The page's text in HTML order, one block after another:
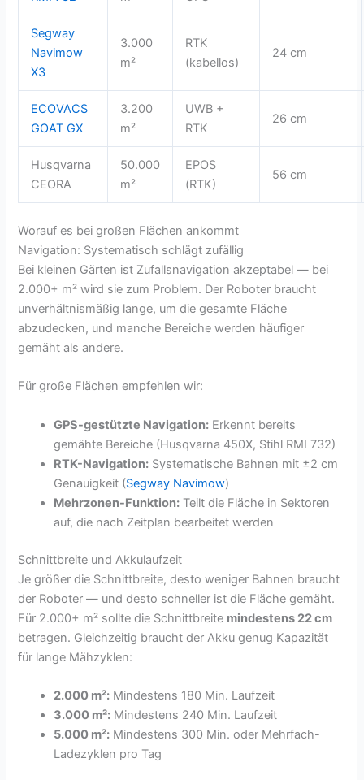
Segway
Navimow
X3
3.000
m²
RTK
(kabellos)
24 cm
ECOVACS
GOAT GX
3.200
m²
UWB +
RTK
26 cm
Husqvarna
CEORA
50.000
m²
EPOS
(RTK)
56 cm
Worauf es bei großen Flächen ankommt
Navigation: Systematisch schlägt zufällig
Bei kleinen Gärten ist Zufallsnavigation akzeptabel — bei
2.000+ m² wird sie zum Problem. Der Roboter braucht
unverhältnismäßig lange, um die gesamte Fläche
abzudecken, und manche Bereiche werden häufiger
gemäht als andere.
Für große Flächen empfehlen wir:
GPS-gestützte Navigation: Erkennt bereits
gemähte Bereiche (Husqvarna 450X, Stihl RMI 732)
RTK-Navigation: Systematische Bahnen mit ±2 cm
Genauigkeit (Segway Navimow)
Mehrzonen-Funktion: Teilt die Fläche in Sektoren
auf, die nach Zeitplan bearbeitet werden
Schnittbreite und Akkulaufzeit
Je größer die Schnittbreite, desto weniger Bahnen braucht
der Roboter — und desto schneller ist die Fläche gemäht.
Für 2.000+ m² sollte die Schnittbreite mindestens 22 cm
betragen. Gleichzeitig braucht der Akku genug Kapazität
für lange Mähzyklen:
2.000 m²: Mindestens 180 Min. Laufzeit
3.000 m²: Mindestens 240 Min. Laufzeit
5.000 m²: Mindestens 300 Min. oder Mehrfach-
Ladezyklen pro Tag